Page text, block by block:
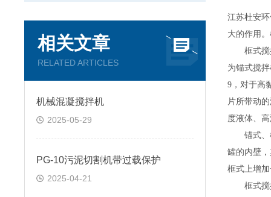
相关文章
RELATED ARTICLES
机械混凝搅拌机
2025-05-29
PG-10污泥切割机带过载保护
2025-04-21
江苏杜安
大的作用
框式搅拌
为锚式搅
9 ，对于高
片所带动
度液体、
锚式、框
罐的内壁
框式上增
框式搅